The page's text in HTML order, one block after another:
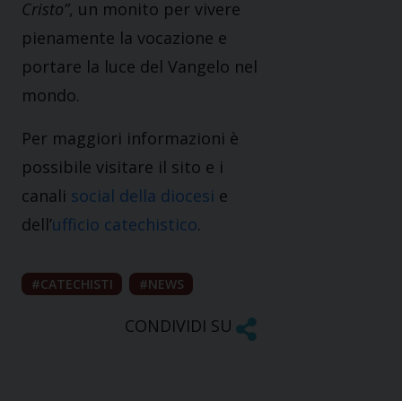
Cristo”, un monito per vivere
pienamente la vocazione e
portare la luce del Vangelo nel
mondo.
Per maggiori informazioni è
possibile visitare il sito e i
canali social della diocesi e
dell’ufficio catechistico.
CATECHISTI NEWS
CONDIVIDI SU